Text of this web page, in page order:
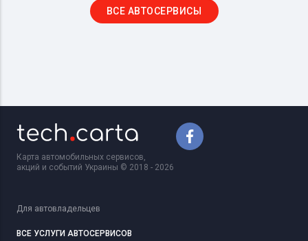
ВСЕ АВТОСЕРВИСЫ
Карта автомобильных сервисов,
акций и событий Украины © 2018 - 2026
Для автовладельцев
ВСЕ УСЛУГИ АВТОСЕРВИСОВ